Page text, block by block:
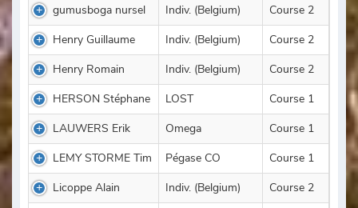
gumusboga nursel
Indiv. (Belgium)
Course 2
Henry Guillaume
Indiv. (Belgium)
Course 2
Henry Romain
Indiv. (Belgium)
Course 2
HERSON Stéphane
LOST
Course 1
LAUWERS Erik
Omega
Course 1
LEMY STORME Tim
Pégase CO
Course 1
Licoppe Alain
Indiv. (Belgium)
Course 2